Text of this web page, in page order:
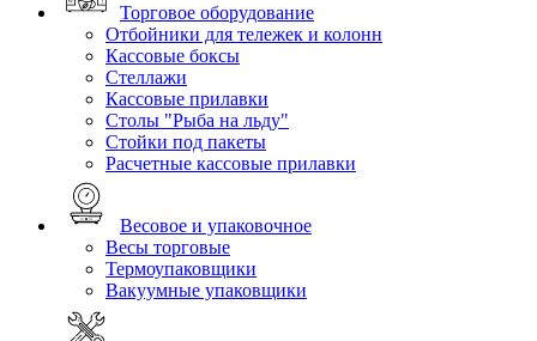
Торговое оборудование
Отбойники для тележек и колонн
Кассовые боксы
Стеллажи
Кассовые прилавки
Столы "Рыба на льду"
Стойки под пакеты
Расчетные кассовые прилавки
Весовое и упаковочное
Весы торговые
Термоупаковщики
Вакуумные упаковщики